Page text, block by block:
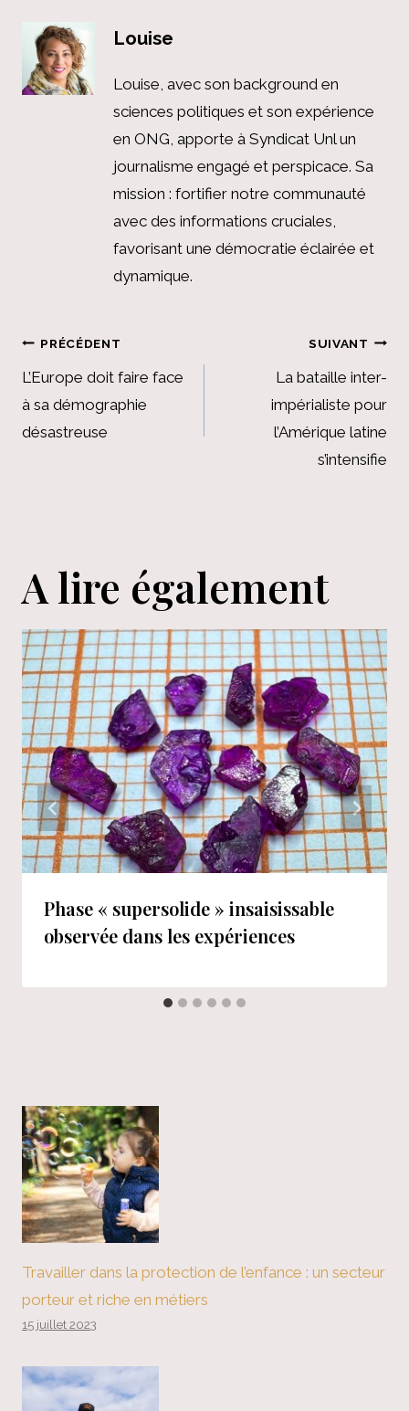
Louise
Louise, avec son background en
sciences politiques et son expérience
en ONG, apporte à Syndicat Unl un
journalisme engagé et perspicace. Sa
mission : fortifier notre communauté
avec des informations cruciales,
favorisant une démocratie éclairée et
dynamique.
Navigation
de
l’article
PRÉCÉDENT
L’Europe doit faire face
à sa démographie
désastreuse
SUIVANT
La bataille inter-
impérialiste pour
l’Amérique latine
s’intensifie
A lire également
Phase « supersolide » insaisissable
observée dans les expériences
Travailler dans la protection de l’enfance : un secteur
porteur et riche en métiers
15 juillet 2023